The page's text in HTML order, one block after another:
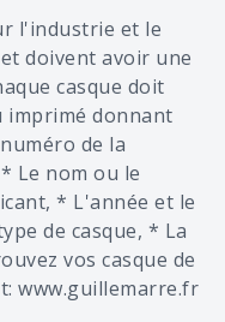
l'industrie et le
doivent avoir une
casque doit
imprimé donnant
de la
Le nom ou le
* L'année et le
de casque, * La
vos casque de
www.guillemarre.fr